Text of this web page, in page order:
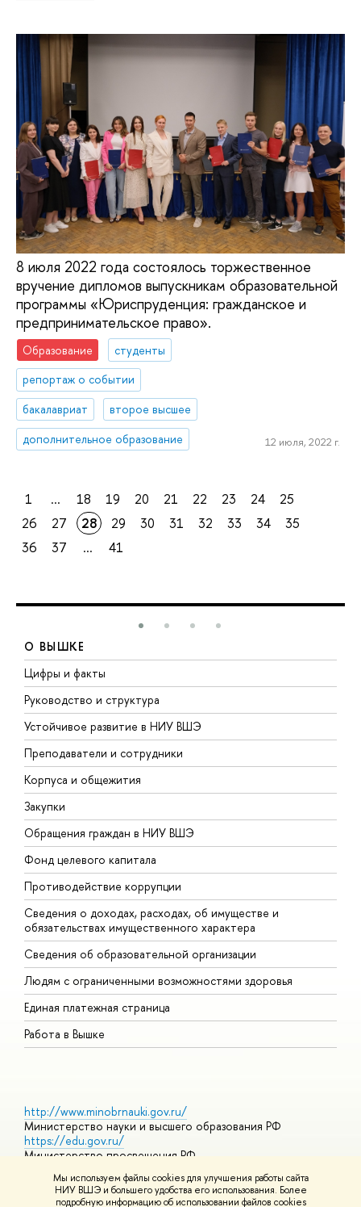
Мы используем файлы cookies для улучшения работы сайта
НИУ ВШЭ и большего удобства его использования. Более
подробную информацию об использовании файлов cookies
8 июля 2022 года состоялось торжественное
вручение дипломов выпускникам образовательной
программы «Юриспруденция: гражданское и
предпринимательское право».
Образование
студенты
репортаж о событии
бакалавриат
второе высшее
дополнительное образование
12 июля, 2022 г.
1 ... 18 19 20 21 22 23 24
25
26
27 28 29 30 31 32 33 34
35
36
37 ... 41
О ВЫШКЕ
Цифры и факты
Руководство и структура
Устойчивое развитие в НИУ ВШЭ
Преподаватели и сотрудники
Корпуса и общежития
Закупки
Обращения граждан в НИУ ВШЭ
Фонд целевого капитала
Противодействие коррупции
Сведения о доходах, расходах, об имуществе и
обязательствах имущественного характера
Сведения об образовательной организации
Людям с ограниченными возможностями здоровья
Единая платежная страница
Работа в Вышке
http://www.minobrnauki.gov.ru/
Министерство науки и высшего образования РФ
https://edu.gov.ru/
Министерство просвещения РФ
Массовые открытые онлайн-курсы